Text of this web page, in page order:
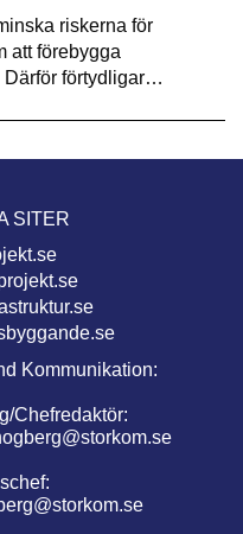
riskerna för
att förebygga
Därför förtydligar…
SITER
Kommunikation:
Chefredaktör: